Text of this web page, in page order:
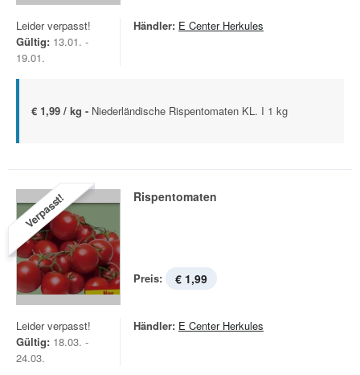
Leider verpasst!
Gültig: 13.01. -
19.01.
Händler: E Center Herkules
€ 1,99 / kg - Niederländische Rispentomaten KL. I 1 kg
Verpasst! Rispentomaten
Preis: € 1,99
Leider verpasst!
Gültig: 18.03. -
24.03.
Händler: E Center Herkules